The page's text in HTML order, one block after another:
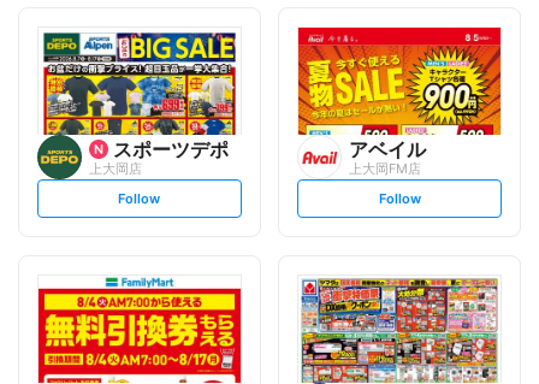
スポーツデポ
上大岡店
s
l
o
w
Follow
アベイル
上大岡FM店
s
l
o
w
Follow